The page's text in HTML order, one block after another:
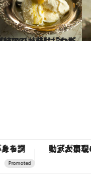
柿は「カキ(cachi)」！ 材料は3つだけ【柿のジャム】レシピ
メ
「星のや富士」でデジタルデトックス。冨士信仰の歴史を辿り、心身を調える。